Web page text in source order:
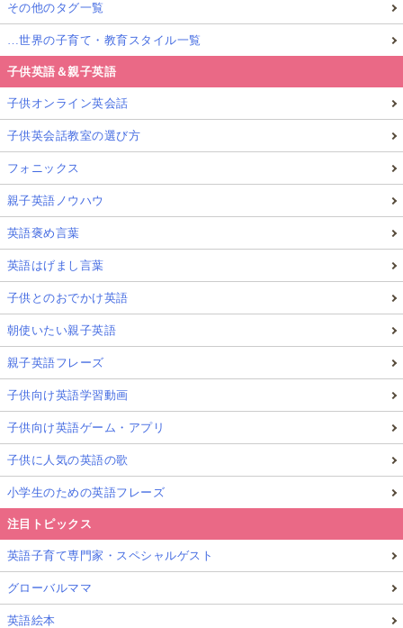
▲楽しく「政治」を学ぶアイデアが詰まっているスウェーデンの
きる社会であるとうことを子ども達が実感できるような授業展開
は日本の未来の社会科授業の参考になるかも！？
私達は子ども達に「
には我々の生活のベースである「
て、楽しく興味を持てるように
い情報を子どもでも分かるように話しをすることはで
きるでしょうか。
どのような社会システムの中で暮らしいるのかを幼少
生活の中での困りごとが政治によって解決することがで
きる社会である
その他のタグ一覧
…世界の子育て・教育スタイル一覧
子供英語＆親子英語
子供オンライン英会話
子供英会話教室の選び方
フォニックス
親子英語ノウハウ
英語褒め言葉
英語はげまし言葉
子供とのおでかけ英語
朝使いたい親子英語
親子英語フレーズ
子供向け英語学習動画
子供向け英語ゲーム・アプリ
子供に人気の英語の歌
小学生のための英語フレーズ
注目トピックス
英語子育て専門家・スペシャルゲスト
グローバルママ
英語絵本